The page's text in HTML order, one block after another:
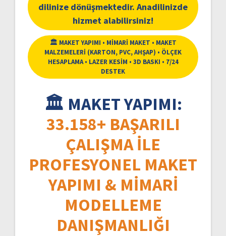
dilinize dönüşmektedir. Anadilinizde
hizmet alabilirsiniz!
🏛️ MAKET YAPIMI • MİMARİ MAKET • MAKET
MALZEMELERİ (KARTON, PVC, AHŞAP) • ÖLÇEK
HESAPLAMA • LAZER KESİM • 3D BASKI • 7/24
DESTEK
🏛️ MAKET YAPIMI:
33.158+ BAŞARILI
ÇALIŞMA ILE
PROFESYONEL MAKET
YAPIMI & MIMARI
MODELLEME
DANIŞMANLIĞI